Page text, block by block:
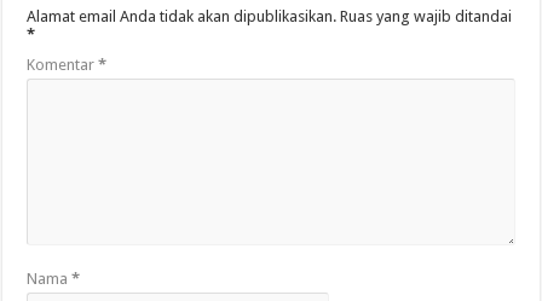
Alamat email Anda tidak akan dipublikasikan. Ruas yang wajib ditandai
*
Komentar*
Nama*